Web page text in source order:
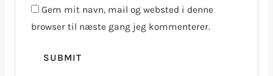
Gem mit navn, mail og websted i denne
browser til næste gang jeg kommenterer.